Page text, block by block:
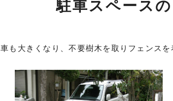
駐車スペース
車も大きくなり、不要樹木を取りフェンスを